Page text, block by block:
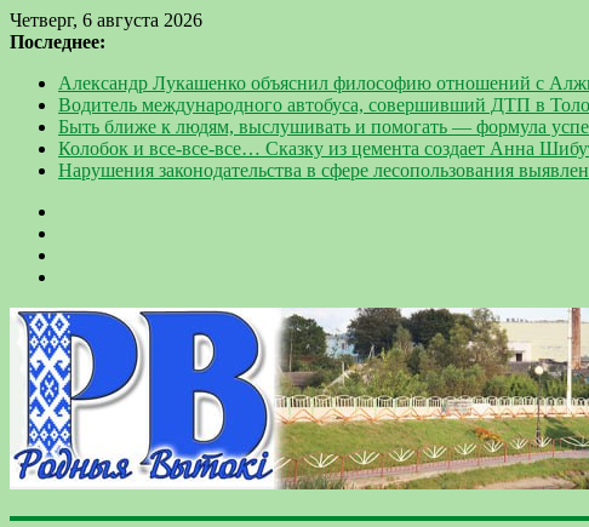
Четверг, 6 августа 2026
Последнее:
Александр Лукашенко объяснил философию отношений с
Водитель международного автобуса, совершивший ДТП в
Быть ближе к людям, выслушивать и помогать — формула
Колобок и все-все-все… Сказку из цемента создает Анна
Нарушения законодательства в сфере лесопользования